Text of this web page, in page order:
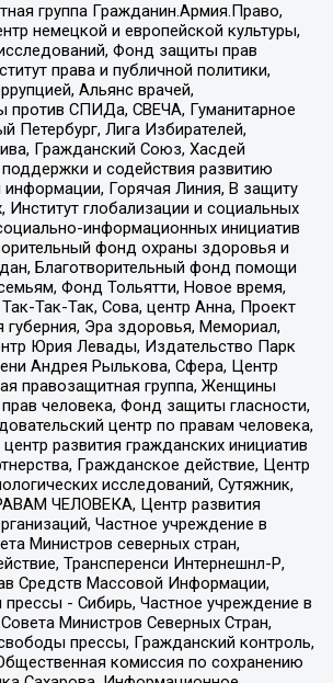
группа Гражданин.Армия.Право,
немецкой и европейской культуры,
Фонд защиты прав
права и публичной политики,
Альянс врачей,
СПИДа, СВЕЧА, Гуманитарное
Петербург, Лига Избирателей,
Гражданский Союз, Хасдей
и содействия развитию
Горячая Линия, В защиту
Институт глобализации и социальных
информационных инициатив
фонд охраны здоровья и
Благотворительный фонд помощи
Фонд Тольятти, Новое время,
Так-Так, Сова, центр Анна, Проект
губерния, Эра здоровья, Мемориал,
Юрия Левады, Издательство Парк
Андрея Рылькова, Сфера, Центр
правозащитная группа, Женщины
прав человека, Фонд защиты гласности,
центр по правам человека,
развития гражданских инициатив
Гражданское действие, Центр
исследований, Сутяжник,
ЧЕЛОВЕКА, Центр развития
Частное учреждение в
Министров северных стран,
Трансперенси Интернешнл-Р,
Средств Массовой Информации,
прессы - Сибирь, Частное учреждение в
Министров Северных Стран,
прессы, Гражданский контроль,
комиссия по сохранению